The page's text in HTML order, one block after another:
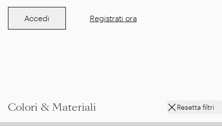
Accedi Registrati ora
Colori & Materiali Resetta filtri